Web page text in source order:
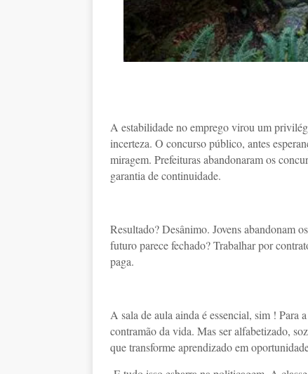
A estabilidade no emprego virou um
incerteza. O concurso público, antes
miragem. Prefeituras abandonaram os
garantia de continuidade.
Resultado? Desânimo. Jovens abandonam
futuro parece fechado? Trabalhar por
paga.
A sala de aula ainda é essencial, sim ! Para
contramão da vida. Mas ser alfabetizado,
que transforme aprendizado em